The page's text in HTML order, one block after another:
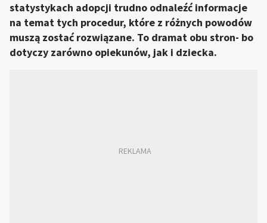
statystykach adopcji trudno odnaleźć informacje
na temat tych procedur, które z różnych powodów
muszą zostać rozwiązane. To dramat obu stron- bo
dotyczy zarówno opiekunów, jak i dziecka.